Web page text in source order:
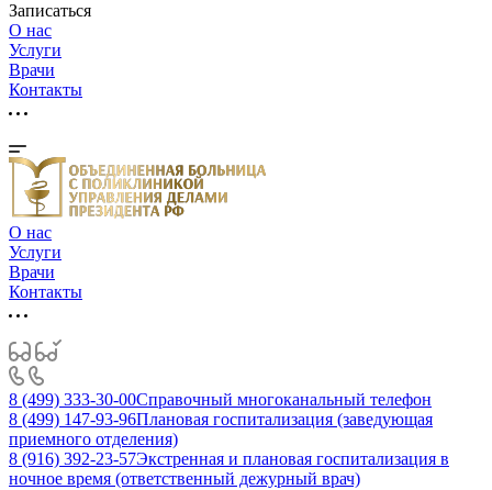
Записаться
О нас
Услуги
Врачи
Контакты
О нас
Услуги
Врачи
Контакты
8 (499) 333-30-00Справочный многоканальный телефон
8 (499) 147-93-96Плановая госпитализация (заведующая
приемного отделения)
8 (916) 392-23-57Экстренная и плановая госпитализация в
ночное время (ответственный дежурный врач)